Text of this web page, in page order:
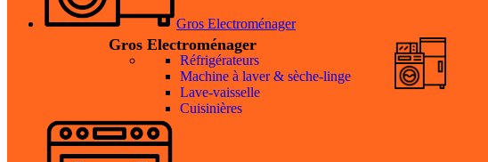
Gros Electroménager
Gros Electroménager
Réfrigérateurs
Machine à laver & sèche-linge
Lave-vaisselle
Cuisinières